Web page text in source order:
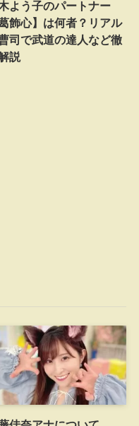
よう子のパートナー
葛飾心】は何者？リアル
司で武道の達人など徹
説